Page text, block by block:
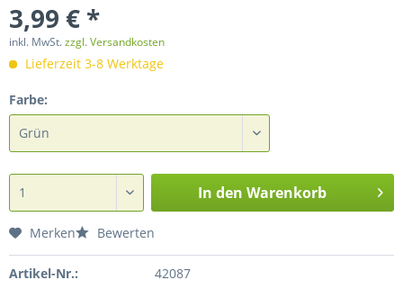
3,99 € *
inkl. MwSt.zzgl. Versandkosten
Lieferzeit 3-8 Werktage
Farbe:
In den Warenkorb
Merken Bewerten
Artikel-Nr.: 42087